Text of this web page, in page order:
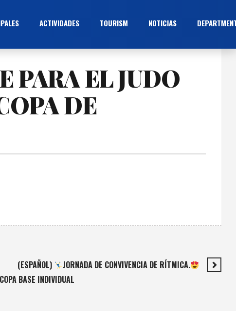
ACTIVIDADES TOURISM NOTICIAS
PARA EL JUDO
DE
(ESPAÑOL)
JORNADA DE CONVIVENCIA DE RÍTMICA.
BASE INDIVIDUAL